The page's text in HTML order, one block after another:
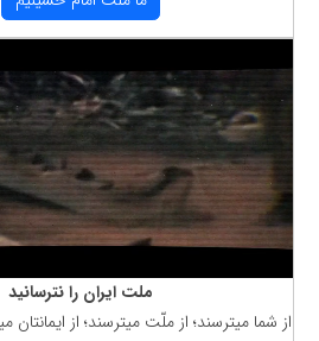
ملت ایران را نترسانید
از شما میترسند؛ از ملّت میترسند؛ از ایمانتان